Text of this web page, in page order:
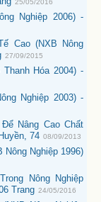
25/05/2016
Nghiệp 2006) -
Cao (NXB Nông
27/09/2015
Hóa 2004) -
Nghiệp 2003) -
Nâng Cao Chất
74 08/09/2013
Nghiệp 1996)
Nông Nghiệp
Trang 24/05/2016